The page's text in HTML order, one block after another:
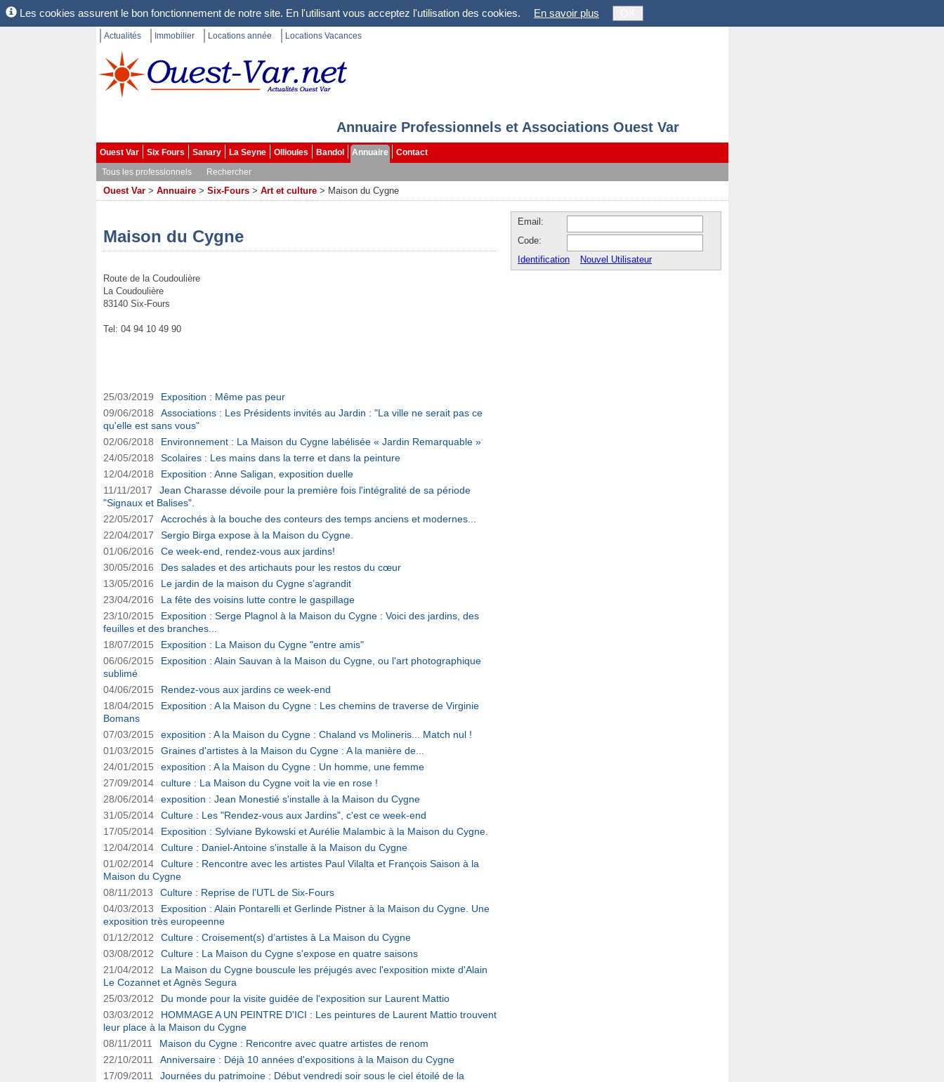
Les cookies assurent le bon fonctionnement de notre site. En l'utilisant vous acceptez l'utilisation des cookies. En savoir plus
Actualités Immobilier Locations année Locations Vacances
Annuaire Professionnels et Associations Ouest Var
Ouest Var Six Fours Sanary La Seyne Ollioules Bandol Annuaire
Contact
Tous les professionnels
Rechercher
Ouest Var > Annuaire > Six-Fours > Art et culture > Maison du Cygne
Maison du Cygne
Route de la Coudoulière
La Coudoulière
83140 Six-Fours
Tel: 04 94 10 49 90
25/03/2019
Exposition : Même pas peur
09/06/2018
Associations : Les Présidents invités au Jardin : "La ville ne serait pas ce
qu'elle est sans vous"
02/06/2018
Environnement : La Maison du Cygne labélisée « Jardin Remarquable »
24/05/2018
Scolaires : Les mains dans la terre et dans la peinture
12/04/2018
Exposition : Anne Saligan, exposition duelle
11/11/2017
Jean Charasse dévoile pour la première fois l'intégralité de sa période
"Signaux et Balises".
22/05/2017
Accrochés à la bouche des conteurs des temps anciens et modernes...
22/04/2017
Sergio Birga expose à la Maison du Cygne.
01/06/2016
Ce week-end, rendez-vous aux jardins!
30/05/2016
Des salades et des artichauts pour les restos du cœur
13/05/2016
Le jardin de la maison du Cygne s’agrandit
23/04/2016
La fête des voisins lutte contre le gaspillage
23/10/2015
Exposition : Serge Plagnol à la Maison du Cygne : Voici des jardins, des
feuilles et des branches...
18/07/2015
Exposition : La Maison du Cygne "entre amis"
06/06/2015
Exposition : Alain Sauvan à la Maison du Cygne, ou l'art photographique
sublimé
04/06/2015
Rendez-vous aux jardins ce week-end
18/04/2015
Exposition : A la Maison du Cygne : Les chemins de traverse de Virginie
Bomans
07/03/2015
exposition : A la Maison du Cygne : Chaland vs Molineris... Match nul !
01/03/2015
Graines d'artistes à la Maison du Cygne : A la manière de...
24/01/2015
exposition : A la Maison du Cygne : Un homme, une femme
27/09/2014
culture : La Maison du Cygne voit la vie en rose !
28/06/2014
exposition : Jean Monestié s'installe à la Maison du Cygne
31/05/2014
Culture : Les "Rendez-vous aux Jardins", c'est ce week-end
17/05/2014
Exposition : Sylviane Bykowski et Aurélie Malambic à la Maison du Cygne.
12/04/2014
Culture : Daniel-Antoine s'installe à la Maison du Cygne
01/02/2014
Culture : Rencontre avec les artistes Paul Vilalta et François Saison à la
Maison du Cygne
08/11/2013
Culture : Reprise de l'UTL de Six-Fours
04/03/2013
Exposition : Alain Pontarelli et Gerlinde Pistner à la Maison du Cygne. Une
exposition très europeenne
01/12/2012
Culture : Croisement(s) d’artistes à La Maison du Cygne
03/08/2012
Culture : La Maison du Cygne s'expose en quatre saisons
21/04/2012
La Maison du Cygne bouscule les préjugés avec l'exposition mixte d'Alain
Le Cozannet et Agnès Segura
25/03/2012
Du monde pour la visite guidée de l'exposition sur Laurent Mattio
03/03/2012
HOMMAGE A UN PEINTRE D'ICI : Les peintures de Laurent Mattio trouvent
leur place à la Maison du Cygne
08/11/2011
Maison du Cygne : Rencontre avec quatre artistes de renom
22/10/2011
Anniversaire : Déjà 10 années d'expositions à la Maison du Cygne
17/09/2011
Journées du patrimoine : Début vendredi soir sous le ciel étoilé de la
Email:
Code:
Identification
Nouvel Utilisateur